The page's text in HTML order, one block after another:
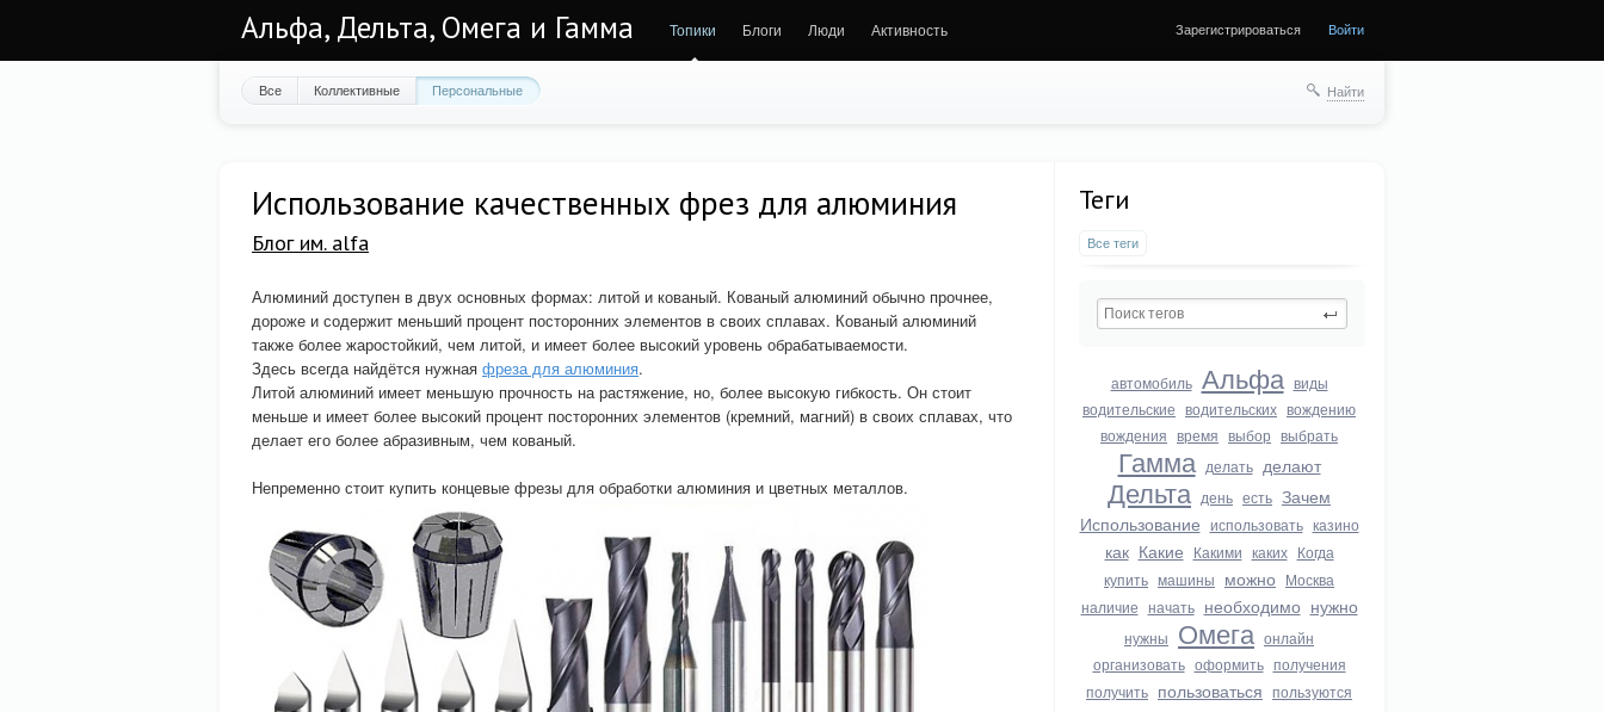
Альфа, Дельта, Омега и Гамма Топики Блоги Люди Активность Зарегистрироваться Войти
Все Коллективные Персональные Найти
Теги
Все теги
автомобиль Альфа виды
водительские водительских вождению
вождения время выбор выбрать
Гамма делать делают
Дельта день есть Зачем
Использование использовать казино
как Какие Какими каких Когда
купить машины можно Москва
наличие начать необходимо нужно
нужны Омега онлайн
организовать оформить получения
получить пользоваться пользуются
Использование качественных фрез для алюминия
Блог им. alfa
Алюминий доступен в двух основных формах: литой и кованый. Кованый алюминий обычно прочнее,
дороже и содержит меньший процент посторонних элементов в своих сплавах. Кованый алюминий
также более жаростойкий, чем литой, и имеет более высокий уровень обрабатываемости.
Здесь всегда найдётся нужная фреза для алюминия.
Литой алюминий имеет меньшую прочность на растяжение, но, более высокую гибкость. Он стоит
меньше и имеет более высокий процент посторонних элементов (кремний, магний) в своих сплавах, что
делает его более абразивным, чем кованый.
Непременно стоит купить концевые фрезы для обработки алюминия и цветных металлов.